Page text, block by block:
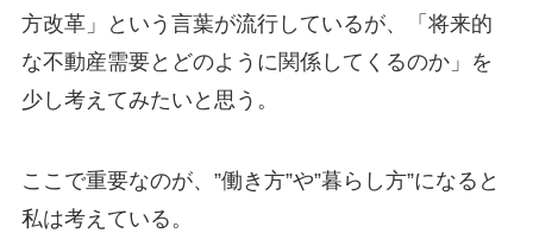
方改革」という言葉が流行しているが、「将来的
な不動産需要とどのように関係してくるのか」を
少し考えてみたいと思う。
ここで重要なのが、”働き方”や”暮らし方”になると
私は考えている。